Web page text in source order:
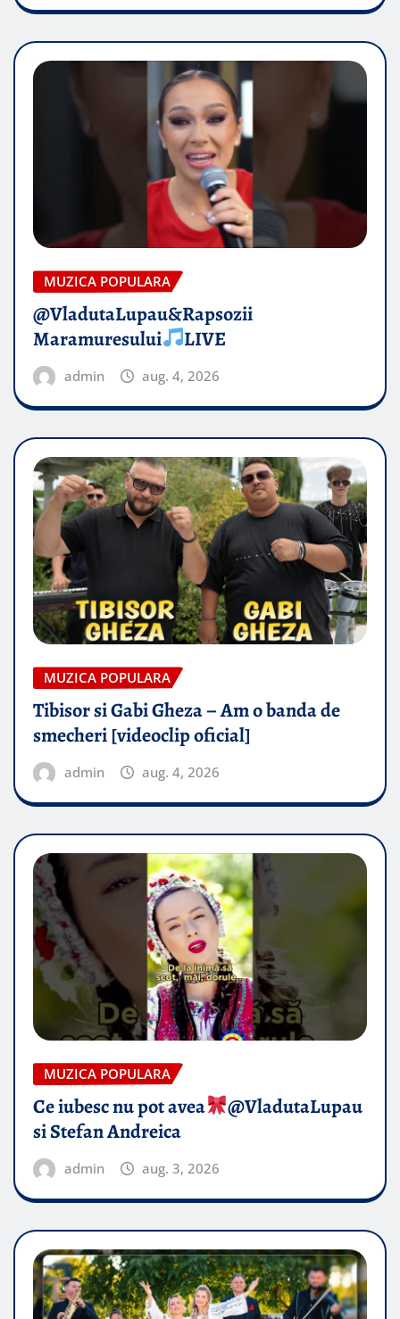
MUZICA POPULARA
@VladutaLupau&Rapsozii
Maramuresului
LIVE
admin aug. 4, 2026
MUZICA POPULARA
Tibisor si Gabi Gheza – Am o banda de
smecheri [videoclip oficial]
admin aug. 4, 2026
MUZICA POPULARA
Ce iubesc nu pot avea
​@VladutaLupau
si Stefan Andreica
admin aug. 3, 2026